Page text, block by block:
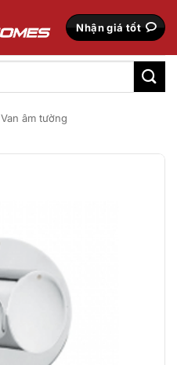
Nhận giá tốt
Van âm tường